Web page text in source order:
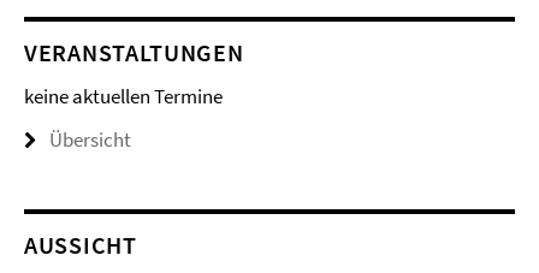
VERANSTALTUNGEN
keine aktuellen Termine
Übersicht
AUSSICHT